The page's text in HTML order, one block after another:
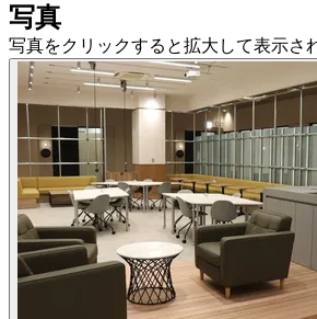
写真
写真をクリックすると拡大して表示さ